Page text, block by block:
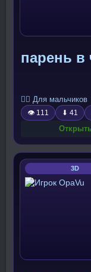
парень в
🧍‍♂️ Для мальчиков
👁 111 ⬇ 41
3D